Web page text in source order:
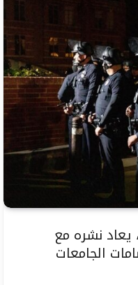
نشره مع
الجامعات